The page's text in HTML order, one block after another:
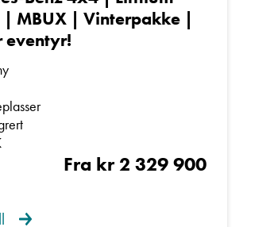
| MBUX | Vinterpakke |
eventyr!
Fra kr 2 329 900